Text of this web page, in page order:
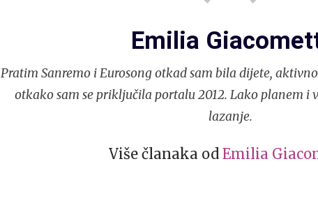
Emilia
Pratim Sanremo i Eurosong otkad sam bila dijete,
otkako sam se priključila portalu 2012. Lako planem i
lazanje.
Više članaka od Emilia